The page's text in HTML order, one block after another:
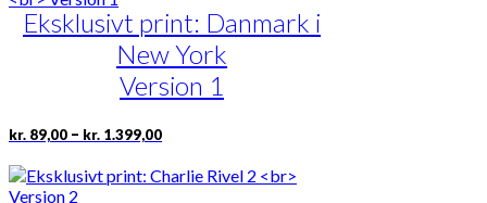
varianter.
Mulighederne
kan
vælges
på
Eksklusivt print: Danmark i
New York
Version 1
kr. 89,00 – kr. 1.399,00Prisinterval:
til
kr. 1.399,00
Dette
har